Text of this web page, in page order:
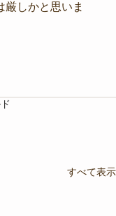
厳しかと思いま
すべて表示